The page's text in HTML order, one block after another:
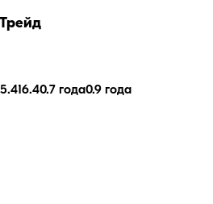
16.40.7 года0.9 года